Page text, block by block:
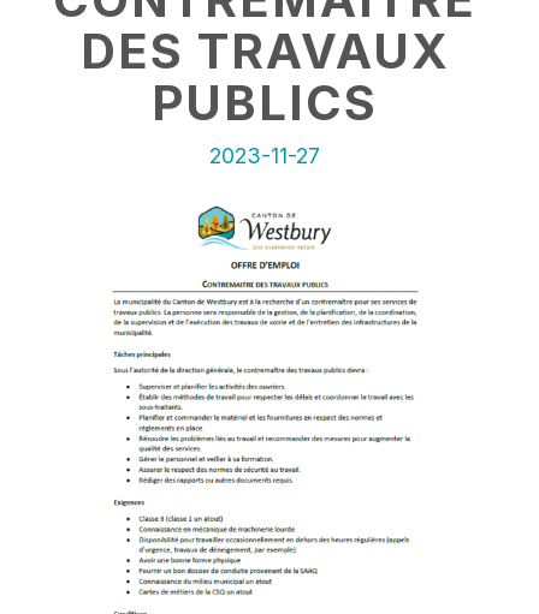
DES TRAVAUX
PUBLICS
2023-11-27